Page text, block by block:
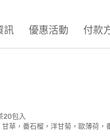
訊 優惠活動 付款
包入
，番石榴，洋甘菊，歐薄荷，